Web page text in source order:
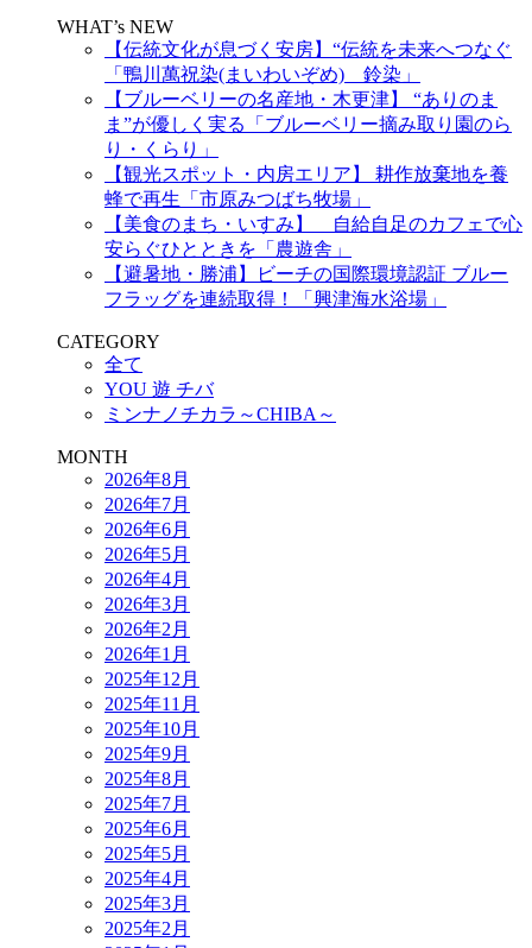
WHAT’s NEW
【伝統文化が息づく安房】“伝統を未来へつなぐ
「鴨川萬祝染(まいわいぞめ) 鈴染」
【ブルーベリーの名産地・木更津】 “ありのま
ま”が優しく実る「ブルーベリー摘み取り園のら
り・くらり」
【観光スポット・内房エリア】 耕作放棄地を養
蜂で再生「市原みつばち牧場」
【美食のまち・いすみ】 自給自足のカフェで心
安らぐひとときを「農遊舎」
【避暑地・勝浦】ビーチの国際環境認証 ブルー
フラッグを連続取得！「興津海水浴場」
CATEGORY
全て
YOU 遊 チバ
ミンナノチカラ～CHIBA～
MONTH
2026年8月
2026年7月
2026年6月
2026年5月
2026年4月
2026年3月
2026年2月
2026年1月
2025年12月
2025年11月
2025年10月
2025年9月
2025年8月
2025年7月
2025年6月
2025年5月
2025年4月
2025年3月
2025年2月